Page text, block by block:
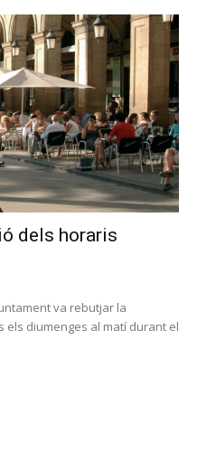
dels horaris
va rebutjar la
diumenges al matí durant el